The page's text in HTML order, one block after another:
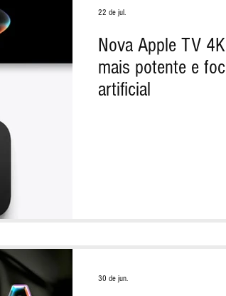
Nova Apple TV
mais potente e
artificial
22 de jul.
30 de jun.